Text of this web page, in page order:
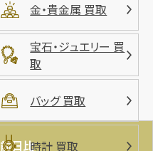
前日比
金・貴金属 買取
宝石・ジュエリー 買
取
バッグ 買取
時計 買取